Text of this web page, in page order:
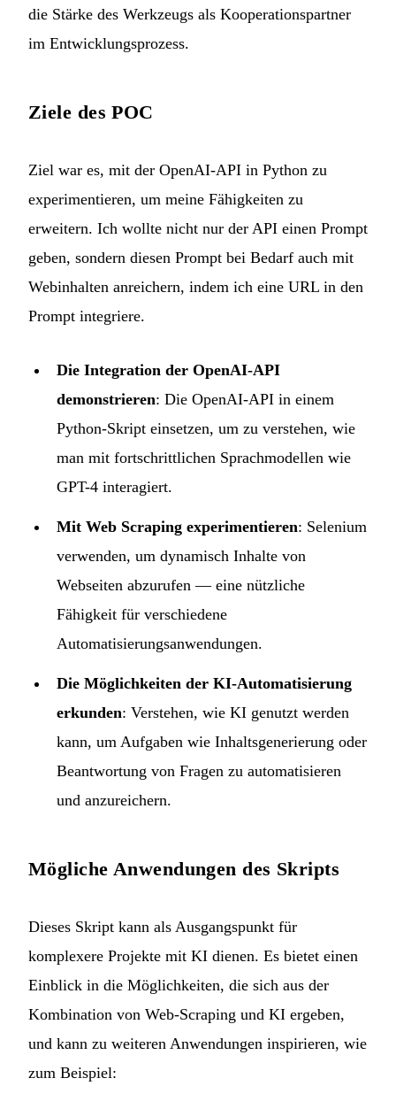
die Stärke des Werkzeugs als Kooperationspartner
im Entwicklungsprozess.
Ziele des POC
Ziel war es, mit der OpenAI-API in Python zu
experimentieren, um meine Fähigkeiten zu
erweitern. Ich wollte nicht nur der API einen Prompt
geben, sondern diesen Prompt bei Bedarf auch mit
Webinhalten anreichern, indem ich eine URL in den
Prompt integriere.
Die Integration der OpenAI-API
demonstrieren: Die OpenAI-API in einem
Python-Skript einsetzen, um zu verstehen, wie
man mit fortschrittlichen Sprachmodellen wie
GPT-4 interagiert.
Mit Web Scraping experimentieren: Selenium
verwenden, um dynamisch Inhalte von
Webseiten abzurufen — eine nützliche
Fähigkeit für verschiedene
Automatisierungsanwendungen.
Die Möglichkeiten der KI-Automatisierung
erkunden: Verstehen, wie KI genutzt werden
kann, um Aufgaben wie Inhaltsgenerierung oder
Beantwortung von Fragen zu automatisieren
und anzureichern.
Mögliche Anwendungen des Skripts
Dieses Skript kann als Ausgangspunkt für
komplexere Projekte mit KI dienen. Es bietet einen
Einblick in die Möglichkeiten, die sich aus der
Kombination von Web-Scraping und KI ergeben,
und kann zu weiteren Anwendungen inspirieren, wie
zum Beispiel: